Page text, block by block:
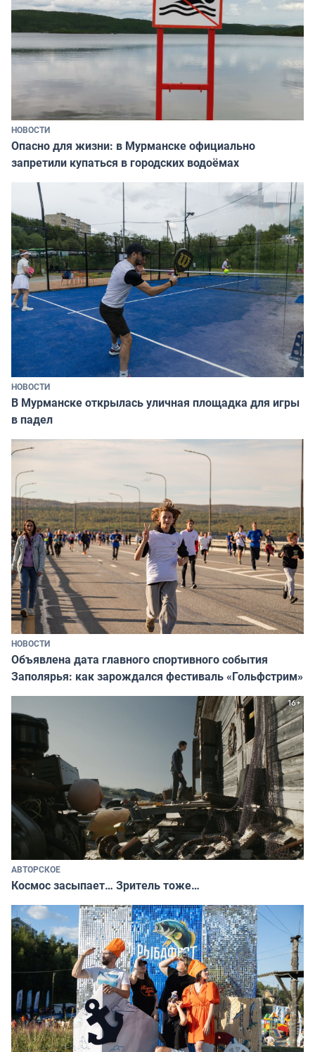
НОВОСТИ
Опасно для жизни: в Мурманске официально
запретили купаться в городских водоёмах
НОВОСТИ
В Мурманске открылась уличная площадка для игры
в падел
НОВОСТИ
Объявлена дата главного спортивного события
Заполярья: как зарождался фестиваль «Гольфстрим»
АВТОРСКОЕ
Космос засыпает… Зритель тоже…